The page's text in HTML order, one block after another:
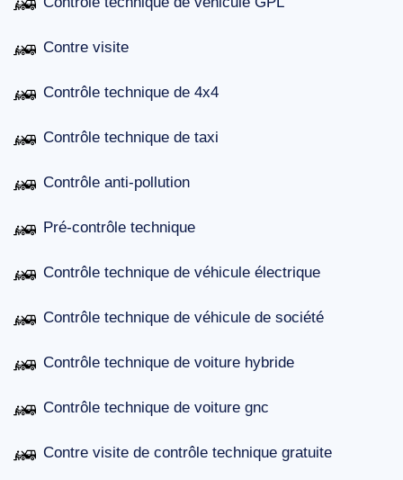
Contre visite
Contrôle technique de 4x4
Contrôle technique de taxi
Contrôle anti-pollution
Pré-contrôle technique
Contrôle technique de véhicule électrique
Contrôle technique de véhicule de société
Contrôle technique de voiture hybride
Contrôle technique de voiture gnc
Contre visite de contrôle technique gratuite